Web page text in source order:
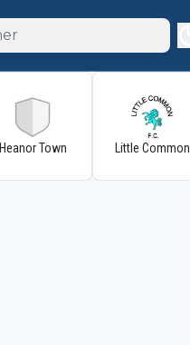
Heanor Town Little Common